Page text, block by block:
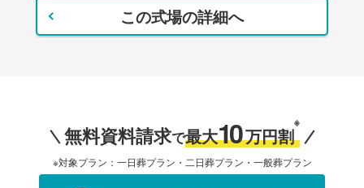
この式場の詳細へ
無料資料請求で最大10万円割
※
※対象プラン：一日葬プラン・二日葬プラン・一般葬プラン